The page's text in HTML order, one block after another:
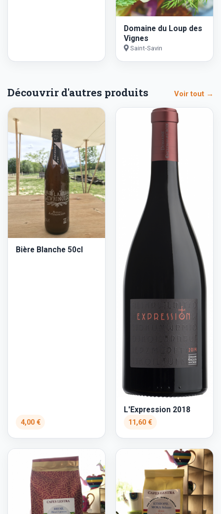
Domaine du Loup des
Vignes
Saint-Savin
Découvrir d'autres produits Voir tout →
Bière Blanche 50cl
4,00 €
L'Expression 2018
11,60 €